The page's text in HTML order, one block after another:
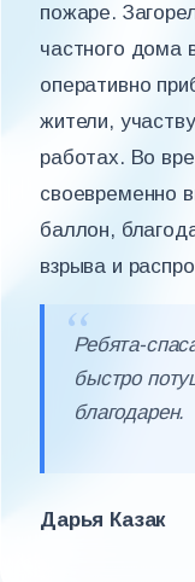
пожаре.
частного дома
оперативно
жители,
работах. Во
своевременно
баллон,
взрыва и
Ребята-
быстро
благодарен.
Дарья Казак